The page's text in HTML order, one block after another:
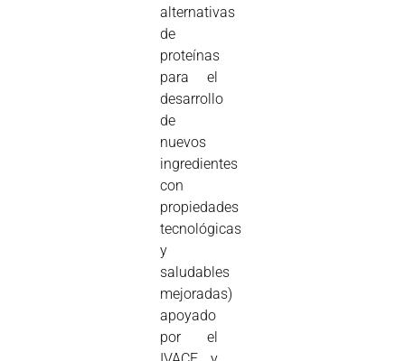
alternativas
de
proteínas
para el
desarrollo
de
nuevos
ingredientes
con
propiedades
tecnológicas
y
saludables
mejoradas)
apoyado
por el